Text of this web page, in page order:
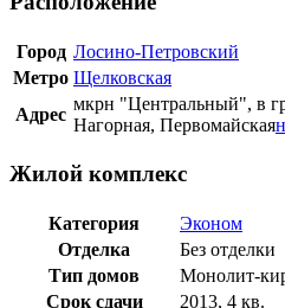
Город Лосино-Петровский
Метро Щелковская
Адрес
мкрн "Центральный", в
Нагорная, Первомайская
Жилой комплекс
Категория
Эконом
Отделка
Без отделки
Тип домов
Монолит-
Срок сдачи
2013, 4 кв.